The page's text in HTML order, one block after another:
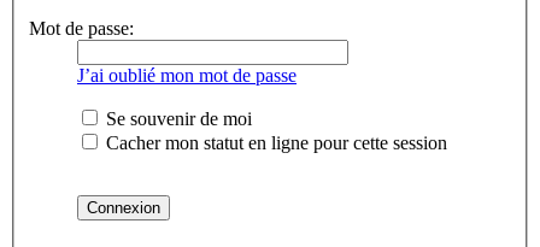
Mot de passe:
J’ai oublié mon mot de passe
Se souvenir de moi
Cacher mon statut en ligne pour cette session